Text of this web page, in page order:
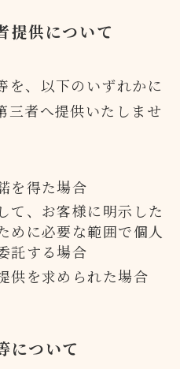
提供について
を、以下のいずれかに
三者へ提供いたしませ
を得た場合
て、お客様に明示した
めに必要な範囲で個人
託する場合
供を求められた場合
について